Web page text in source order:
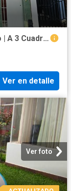
Vive Frente A Parque En Víctor Larco | A 3 Cuadras Del Parque De Las Aguas
Ver en detalle
Ver foto